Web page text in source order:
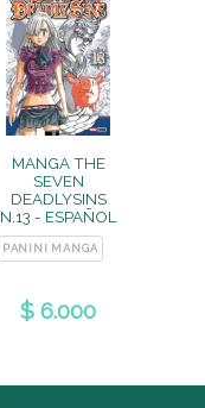
MANGA THE
SEVEN
DEADLYSINS
N.13 - ESPAÑOL
PANINI MANGA
$ 6.000